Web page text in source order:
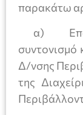
παρακάτω
α)
συντονισμό
Δ/νσης
της